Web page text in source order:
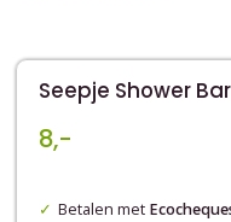
Seepje Shower
8,-
Betalen met